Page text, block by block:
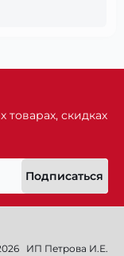
скидках
Подписаться
ИП Петрова И.Е.